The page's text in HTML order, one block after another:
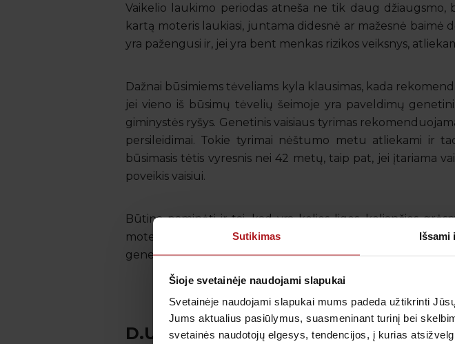
Sutikimas Išsami
Šioje svetainėje naudojami slapukai
Svetainėje naudojami slapukai mums padeda užtikrinti
Jums aktualius pasiūlymus, suasmeninant turinį bei
svetainės naudotojų elgesys, tendencijos, į kurias
Vaikelio laukimo periodas atneša ne tik daug
kartą moteris laukiasi, juntama didesnė ar mažesnė baimė
yra pažengusi ir, jei yra bent menkas rizikos veiksnys,
Dažnai būsimiems tėveliams kyla klausimas, kada
jei vieno iš būsimų tėvelių šeimoje yra paveldimų
giminystės ryšys. Genetinis vaisiaus tyrimas
persileidimai. Tokie tyrimai nėštumo metu atliekami ir
būsimasis tėtis vyresnis nei 42 metų, taip pat, jei įtariama
poveikis vaisiui.
Būtina paminėti ir tai, kad yra kelios ligos, keliančios
moteris persirgo raudonuke, taksoplazmoze ar citomegalo
genetinius tyrimus.
D.U.K.